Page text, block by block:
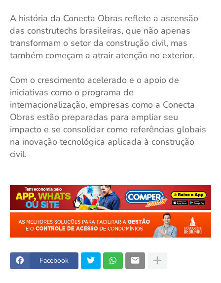
A história da Conecta Obras reflete a ascensão
das construtechs brasileiras, que não apenas
transformam o setor da construção civil, mas
também começam a atrair atenção no exterior.
Com o crescimento acelerado e o apoio de
iniciativas como o programa de
internacionalização, empresas como a Conecta
Obras estão preparadas para ampliar seu
impacto e se consolidar como referências globais
na inovação tecnológica aplicada à construção
civil.
Facebook